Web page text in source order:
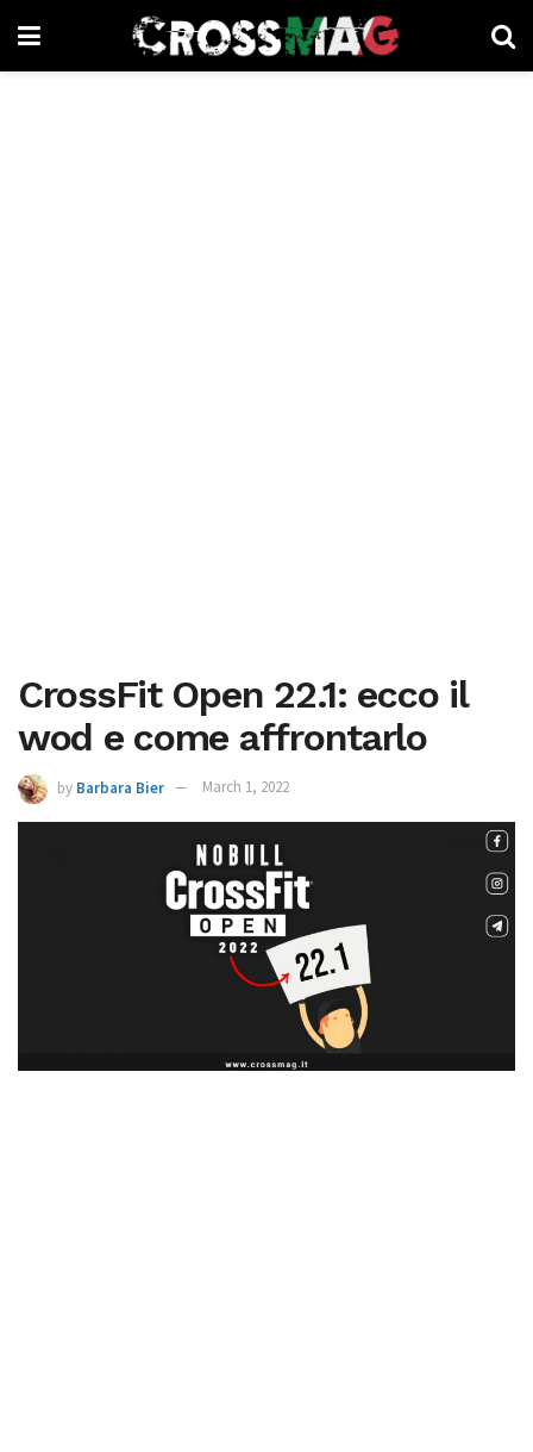
CrossFit Open 22.1: ecco il
wod e come affrontarlo
by Barbara Bier March 1, 2022